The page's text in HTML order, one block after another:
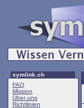
symlink.ch
FAQ
Mission
Über uns
Richtlinien